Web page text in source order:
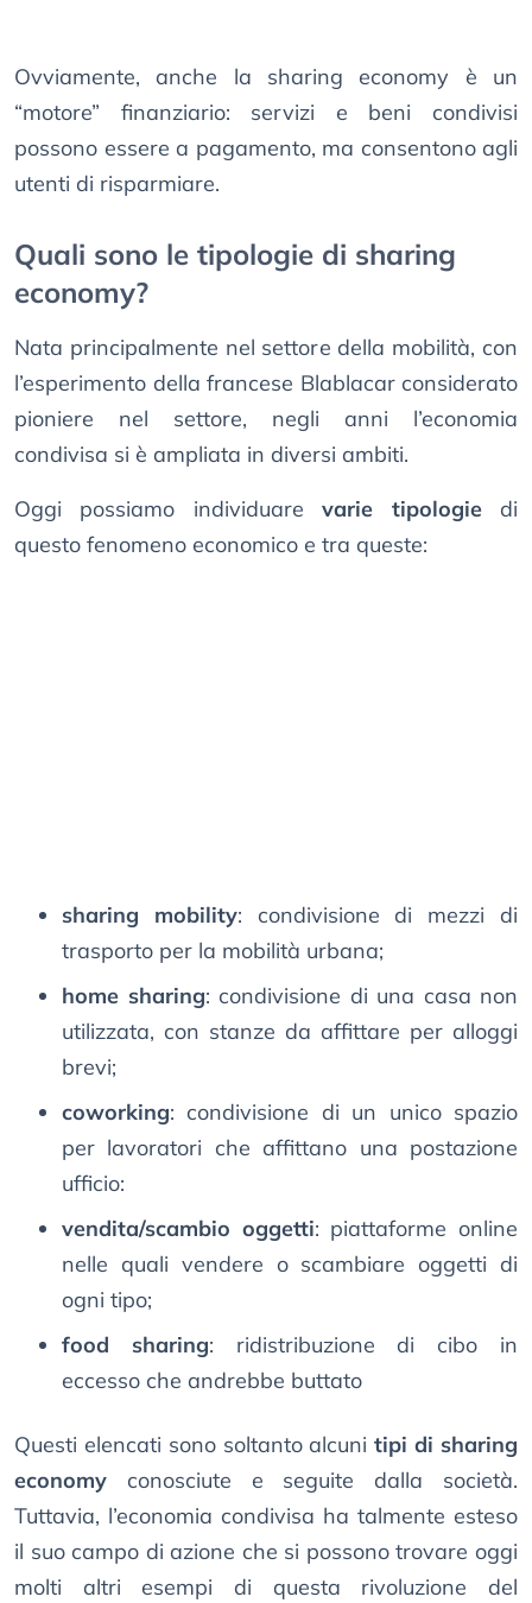
Ovviamente, anche la sharing economy è un
“motore” finanziario: servizi e beni condivisi
possono essere a pagamento, ma consentono agli
utenti di risparmiare.
Quali sono le tipologie di sharing
economy?
Nata principalmente nel settore della mobilità, con
l’esperimento della francese Blablacar considerato
pioniere nel settore, negli anni l’economia
condivisa si è ampliata in diversi ambiti.
Oggi possiamo individuarevarie tipologiedi
questo fenomeno economico e tra queste:
sharing mobility: condivisione di mezzi di
trasporto per la mobilità urbana;
home sharing: condivisione di una casa non
utilizzata, con stanze da affittare per alloggi
brevi;
coworking: condivisione di un unico spazio
per lavoratori che affittano una postazione
ufficio:
vendita/scambio oggetti: piattaforme online
nelle quali vendere o scambiare oggetti di
ogni tipo;
food sharing: ridistribuzione di cibo in
eccesso che andrebbe buttato
Questi elencati sono soltanto alcunitipi di sharing
economy conosciute e seguite dalla società.
Tuttavia, l’economia condivisa ha talmente esteso
il suo campo di azione che si possono trovare oggi
molti altri esempi di questa rivoluzione del